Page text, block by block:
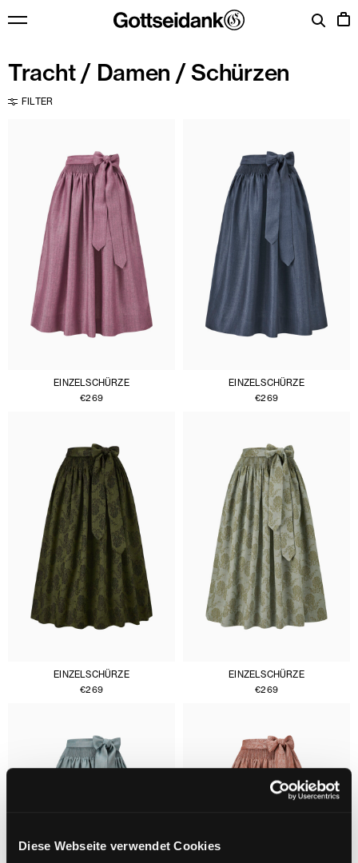
Diese Webseite verwendet Cookies
Tracht/ Damen / Schürzen
FILTER
EINZELSCHÜRZE
€269
EINZELSCHÜRZE
€269
EINZELSCHÜRZE
€269
EINZELSCHÜRZE
€269